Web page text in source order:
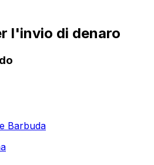
l'invio di denaro
Barbuda